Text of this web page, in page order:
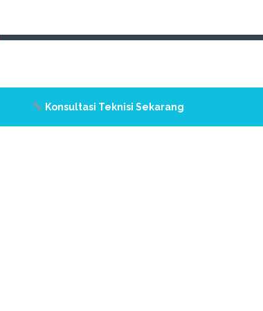
Konsultasi Teknisi Sekarang